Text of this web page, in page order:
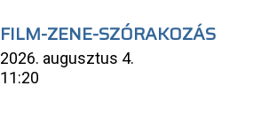
FILM-ZENE-SZÓRAKOZÁS
2026. augusztus 4.
11:20